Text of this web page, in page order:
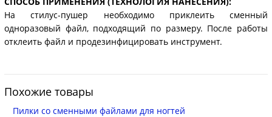
На стилус-пушер необходимо приклеить сменный
одноразовый файл, подходящий по размеру. После работы
отклеить файл и продезинфицировать инструмент.
Похожие товары
Пилки со сменными файлами для ногтей